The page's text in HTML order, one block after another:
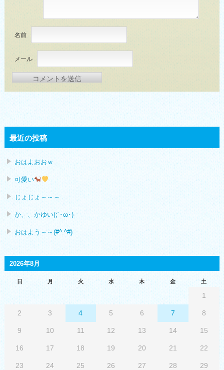
名前
メール
最近の投稿
おはよおおｗ
可愛い
じょじょ～～～
か、、かゆい(;´･ω･)
おはよう～～(#^.^#)
2026年8月
日 月 火 水 木 金 土
1
2 3 4 5 6 7 8
9 10 11 12 13 14 15
16 17 18 19 20 21 22
23 24 25 26 27 28 29